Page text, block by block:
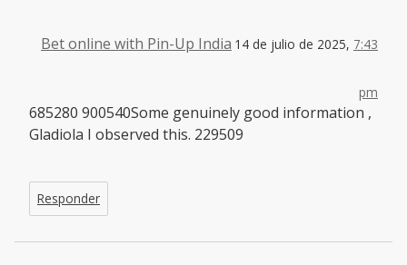
Bet online with Pin-Up India 14 de julio de 2025, 7:43
pm
685280 900540Some genuinely good information ,
Gladiola I observed this. 229509
Responder